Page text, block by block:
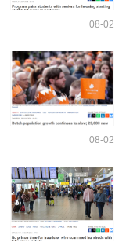
08-02
08-02